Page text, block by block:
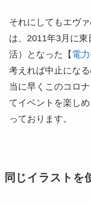
それにしてもエヴ
は、2011年3月に
活）となった【 電
考えれば中止にな
当に早くこのコロ
てイベントを楽し
っております。
同じイラストを